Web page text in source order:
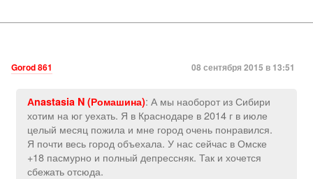
Gorod 861 08 сентября 2015 в 13:51
Аnastasia N (Ромашина): А мы наоборот из Сибири
хотим на юг уехать. Я в Краснодаре в 2014 г в июле
целый месяц пожила и мне город очень понравился.
Я почти весь город объехала. У нас сейчас в Омске
+18 пасмурно и полный депрессняк. Так и хочется
сбежать отсюда.